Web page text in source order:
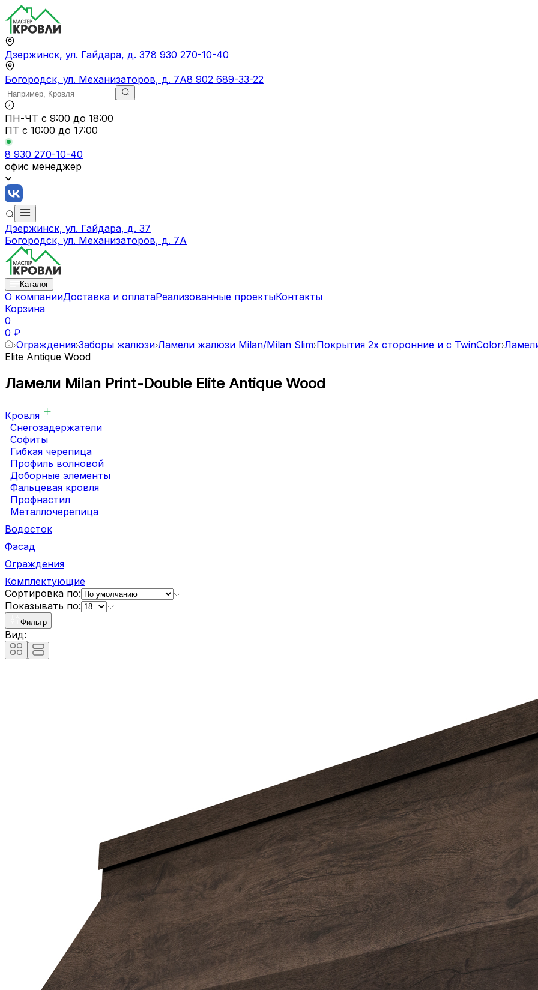
Дзержинск, ул. Гайдара, д. 378 930 270-10-40
Богородск, ул. Механизаторов, д. 7А8 902 689-33-22
ПН-ЧТ с 9:00 до 18:00
ПТ с 10:00 до 17:00
8 930 270-10-40
офис менеджер
Дзержинск, ул. Гайдара, д. 37
Богородск, ул. Механизаторов, д. 7А
Каталог
О компанииДоставка и оплатаРеализованные проектыКонтакты
Корзина
0
0 ₽
Ограждения Заборы жалюзи Ламели жалюзи Milan/Milan Slim Покрытия 2х сторонние и с TwinColor
Elite Antique Wood
Ламели Milan Print-Double Elite Antique Wood
Кровля
Снегозадержатели
Софиты
Гибкая черепица
Профиль волновой
Доборные элементы
Фальцевая кровля
Профнастил
Металлочерепица
Водосток
Фасад
Ограждения
Комплектующие
Сортировка по:
Показывать по:
Фильтр
Вид: